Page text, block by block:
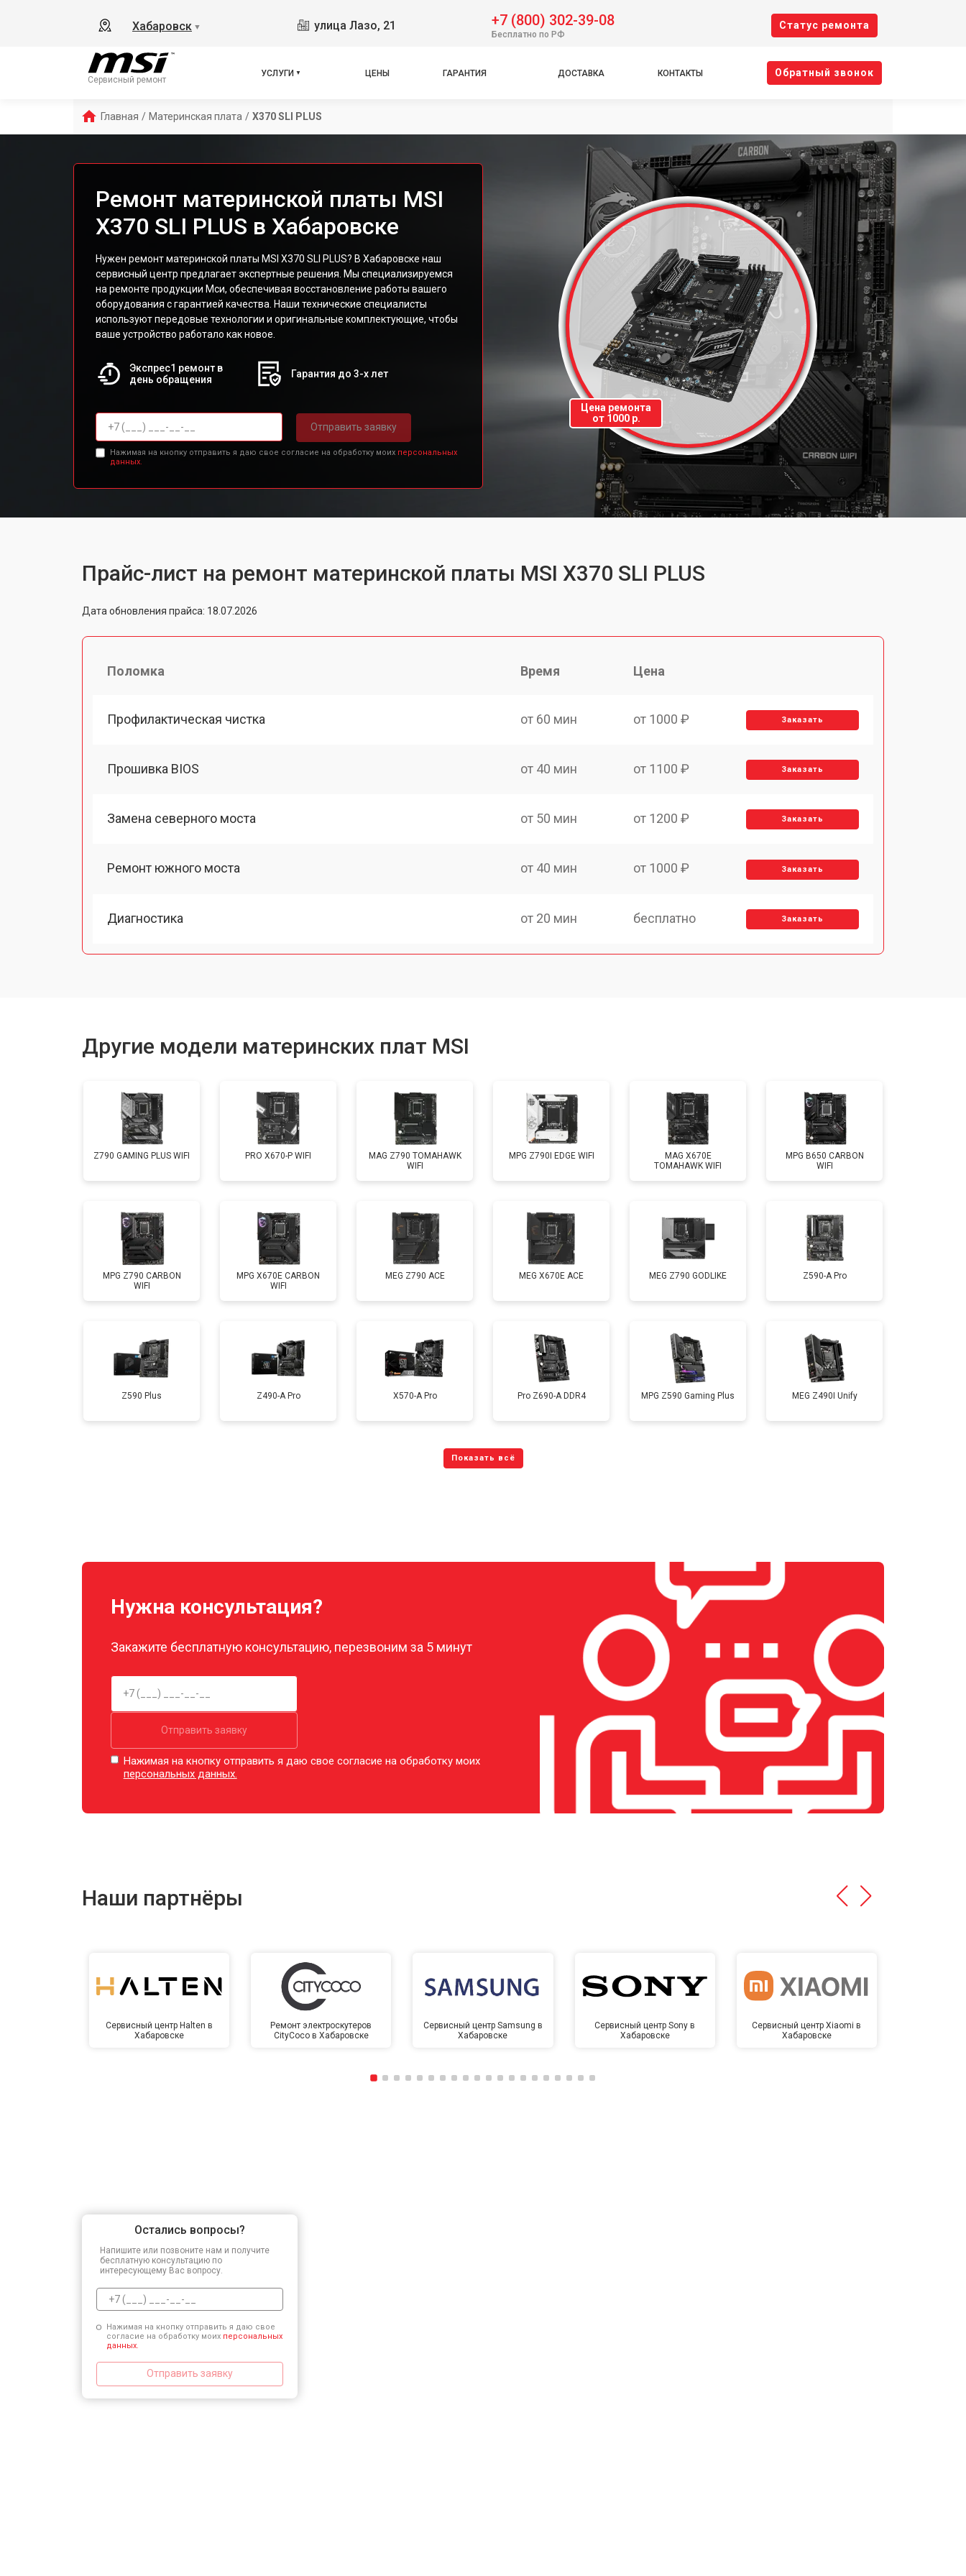
Хабаровск ▼ улица Лазо, 21 +7 (800) 302-39-08
Бесплатно по РФ
Cтатус ремонта
Сервисный ремонт
УСЛУГИ ЦЕНЫ ГАРАНТИЯ ДОСТАВКА КОНТАКТЫ Oбратный звонок
Главная / Материнская плата / X370 SLI PLUS
Ремонт материнской платы MSI
X370 SLI PLUS в Хабаровске
Нужен ремонт материнской платы MSI X370 SLI PLUS? В Хабаровске наш
сервисный центр предлагает экспертные решения. Мы специализируемся
на ремонте продукции Мси, обеспечивая восстановление работы вашего
оборудования с гарантией качества. Наши технические специалисты
используют передовые технологии и оригинальные комплектующие, чтобы
ваше устройство работало как новое.
Экспрес1 ремонт в
день обращения
Гарантия до 3-х лет
Отправить заявку
Нажимая на кнопку отправить я даю свое согласие на обработку моих персональных
данных.
Цена ремонта
от 1000 р.
Прайс-лист на ремонт материнской платы MSI X370 SLI PLUS
Дата обновления прайса: 18.07.2026
Поломка Время Цена
Профилактическая чистка от 60 мин от 1000 ₽ Заказать
Прошивка BIOS от 40 мин от 1100 ₽ Заказать
Замена северного моста от 50 мин от 1200 ₽ Заказать
Ремонт южного моста от 40 мин от 1000 ₽ Заказать
Диагностика от 20 мин бесплатно Заказать
Другие модели материнских плат MSI
Z790 GAMING PLUS WIFI PRO X670-P WIFI
MAG Z790 TOMAHAWK
WIFI
MPG Z790I EDGE WIFI
MAG X670E
TOMAHAWK WIFI
MPG B650 CARBON
WIFI
MPG Z790 CARBON
WIFI
MPG X670E CARBON
WIFI
MEG Z790 ACE MEG X670E ACE MEG Z790 GODLIKE Z590-A Pro
Z590 Plus Z490-A Pro X570-A Pro Pro Z690-A DDR4 MPG Z590 Gaming Plus MEG Z490I Unify
Нужна консультация?
Закажите бесплатную консультацию, перезвоним за 5 минут
Отправить заявку
Нажимая на кнопку отправить я даю свое согласие на обработку моих
персональных данных.
Наши партнёры
Сервисный центр Halten в
Хабаровске
Ремонт электроскутеров
CityCoco в Хабаровске
Сервисный центр Samsung в
Хабаровске
Сервисный центр Sony в
Хабаровске
Сервисный центр Xiaomi в
Хабаровске
Остались вопросы?
Напишите или позвоните нам и получите
бесплатную консультацию по
интересующему Вас вопросу.
Нажимая на кнопку отправить я даю свое
согласие на обработку моих персональных
данных.
Отправить заявку